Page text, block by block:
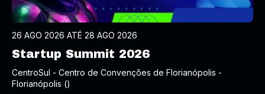
26 AGO 2026 ATÉ 28 AGO 2026
Startup Summit 2026
CentroSul - Centro de Convenções de Florianópolis -
Florianópolis ()